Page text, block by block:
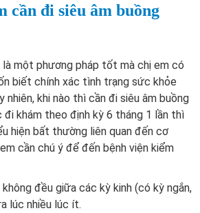
cần đi siêu âm buồng
một phương pháp tốt mà chị em có
biết chính xác tình trạng sức khỏe
nhiên, khi nào thì cần đi siêu âm buồng
đi khám theo định kỳ 6 tháng 1 lần thì
hiện bất thường liên quan đến cơ
cần chú ý để đến bệnh viện kiểm
đều giữa các kỳ kinh (có kỳ ngắn,
lúc nhiều lúc ít.